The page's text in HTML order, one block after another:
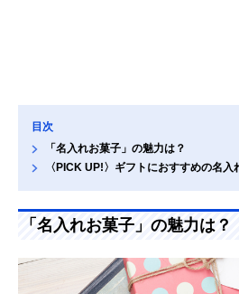
目次
「名入れお菓子」の魅力は？
〈PICK UP!〉ギフトにおすすめの名入
「名入れお菓子」の魅力は？